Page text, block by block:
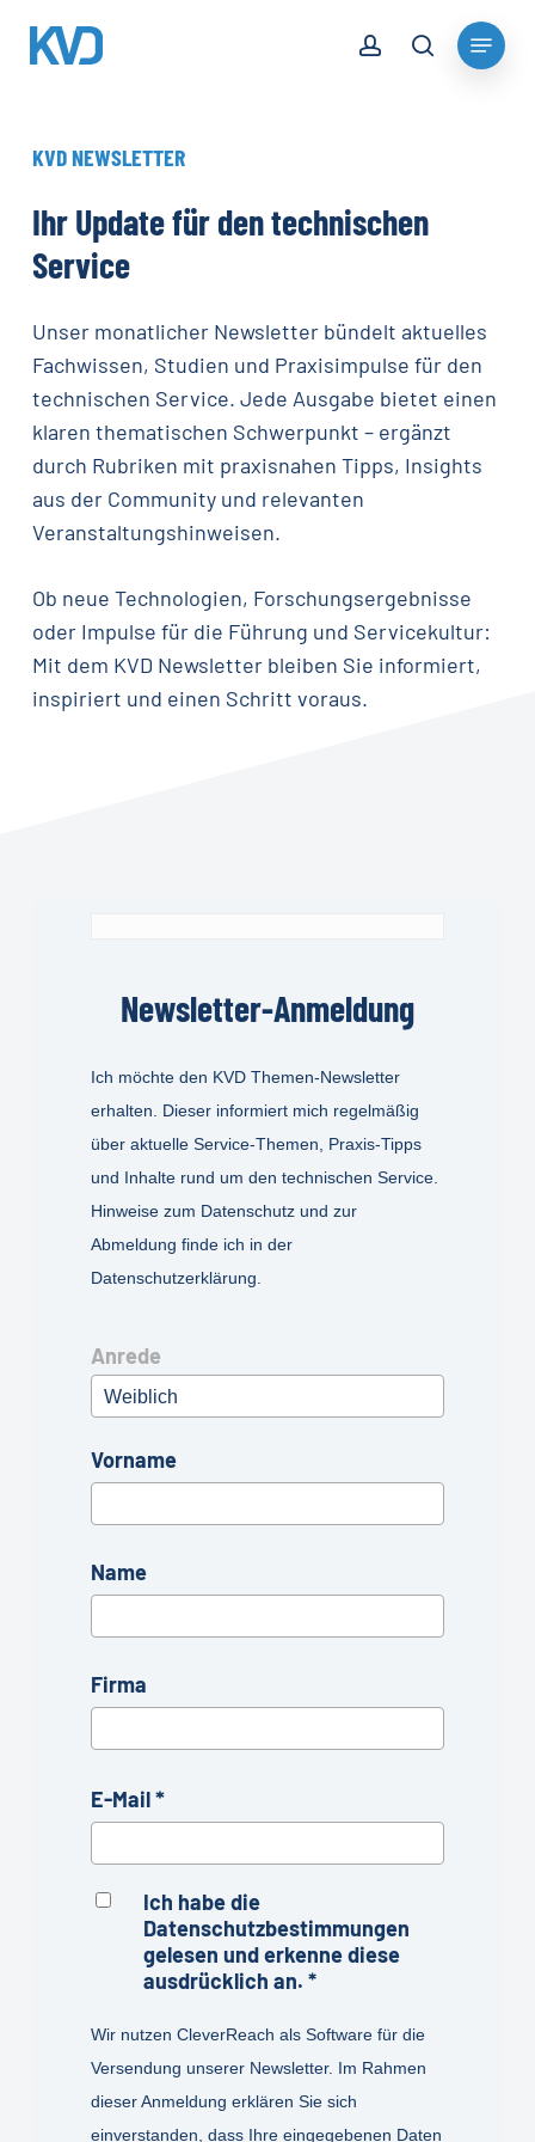
search
Menu
KVDNEWSLETTER
IhrUpdatefürdentechnischen
Service
Unser monatlicher Newsletter bündelt aktuelles
Fachwissen, Studien und Praxisimpulse für den
technischen Service. Jede Ausgabe bietet einen
klaren thematischen Schwerpunkt – ergänzt
durch Rubriken mit praxisnahen Tipps, Insights
aus der Community und relevanten
Veranstaltungshinweisen.
Ob neue Technologien, Forschungsergebnisse
oder Impulse für die Führung und Servicekultur:
Mit dem KVD Newsletter bleiben Sie informiert,
inspiriert und einen Schritt voraus.
Newsletter-Anmeldung
Ich möchte den KVD Themen-Newsletter
erhalten. Dieser informiert mich regelmäßig
über aktuelle Service-Themen, Praxis-Tipps
und Inhalte rund um den technischen Service.
Hinweise zum Datenschutz und zur
Abmeldung finde ich in der
Datenschutzerklärung.
Anrede
Weiblich
Vorname
Name
Firma
E-Mail
Ich habe die
Datenschutzbestimmungen
gelesen und erkenne diese
ausdrücklich an.
Wir nutzen CleverReach als Software für die
Versendung unserer Newsletter. Im Rahmen
dieser Anmeldung erklären Sie sich
einverstanden, dass Ihre eingegebenen Daten
Close